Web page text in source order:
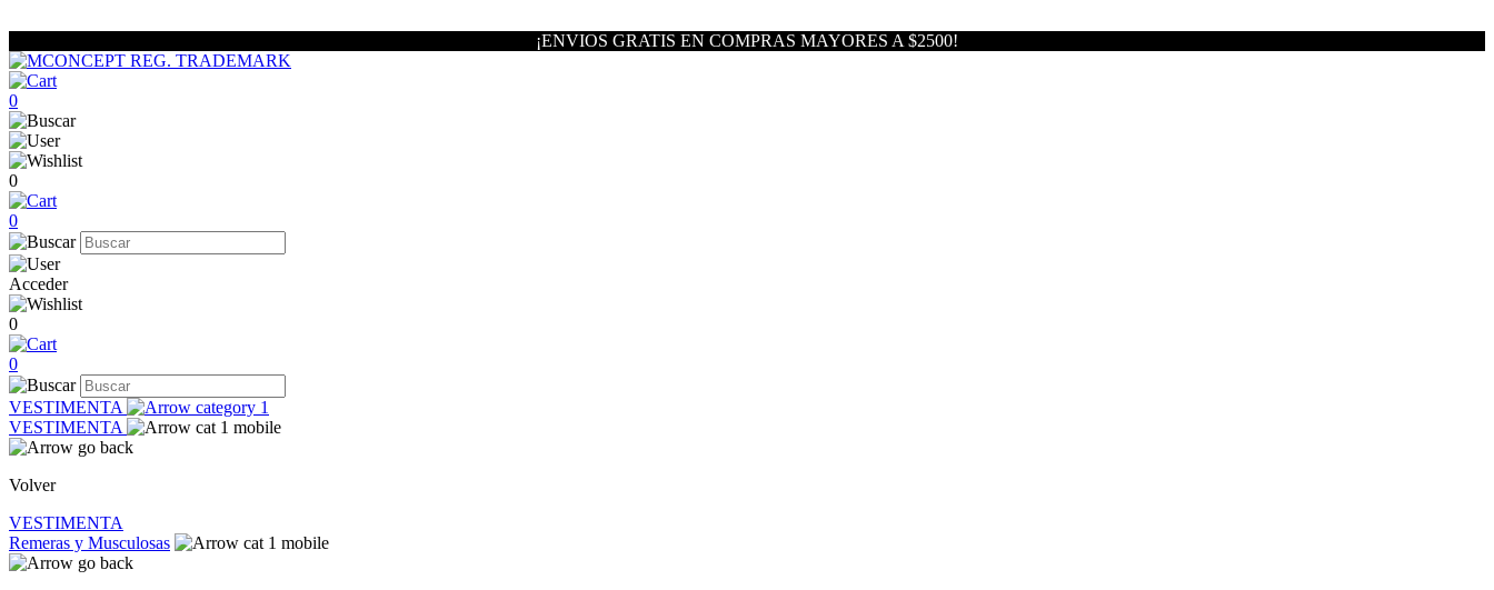
¡ENVIOS GRATIS EN COMPRAS MAYORES A $2500!
0
0
0
Acceder
0
0
VESTIMENTA
VESTIMENTA
Volver
VESTIMENTA
Remeras y Musculosas